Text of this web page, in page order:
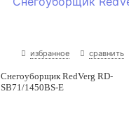
избранное сравнить
Снегоуборщик RedVerg RD-
SB71/1450BS-E